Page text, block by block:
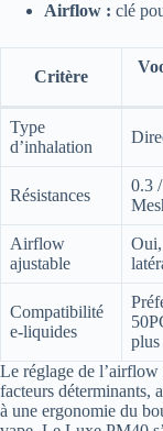
Airflow : clé
Critère
Type
d’inhalation
Résistances
0.3
Airflow
ajustable
Compatibilité
e-liquides
plus
Le réglage de l’airflow
facteurs déterminants,
à une ergonomie du